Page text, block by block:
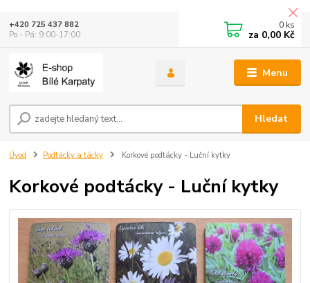
Menu
Hledat
+420 725 437 882
Po - Pá: 9:00-17:00
0 ks
za 0,00 Kč
Úvod Podtácky a tácky Korkové podtácky - Luční kytky
Korkové podtácky - Luční kytky